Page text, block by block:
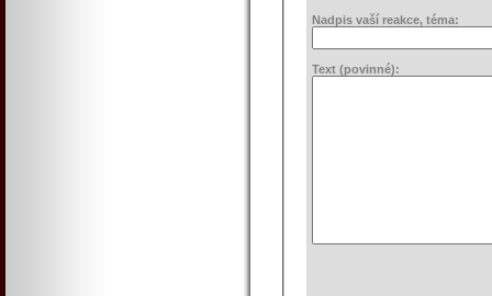
Nadpis vaší reakce, téma:
Text (povinné):